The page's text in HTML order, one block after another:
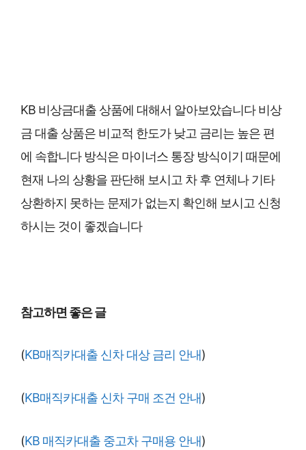
KB 비상금대출 상품에 대해서 알아보았습니다 비상
금 대출 상품은 비교적 한도가 낮고 금리는 높은 편
에 속합니다 방식은 마이너스 통장 방식이기 때문에
현재 나의 상황을 판단해 보시고 차 후 연체나 기타
상환하지 못하는 문제가 없는지 확인해 보시고 신청
하시는 것이 좋겠습니다
참고하면 좋은 글
(KB매직카대출 신차 대상 금리 안내)
(KB매직카대출 신차 구매 조건 안내)
(KB 매직카대출 중고차 구매용 안내)